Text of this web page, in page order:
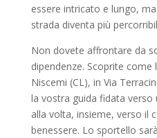
essere intricato e lungo,
strada diventa più
Non dovete affrontare da
dipendenze. Scoprite come
Niscemi (CL), in Via
la vostra guida fidata verso
alla volta, insieme, verso il
benessere. Lo sportello